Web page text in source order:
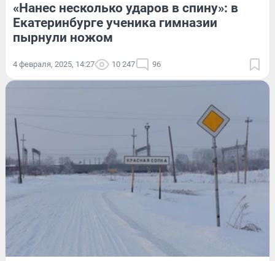
«Нанес несколько ударов в спину»: в
Екатеринбурге ученика гимназии
пырнули ножом
4 февраля, 2025, 14:27 10 247 96